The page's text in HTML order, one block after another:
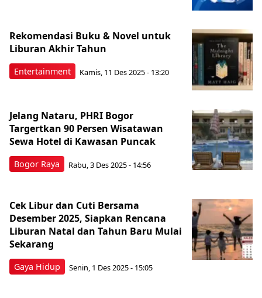
Entertainment
Rekomendasi Buku & Novel untuk
Liburan Akhir Tahun
Kamis, 11 Des 2025 - 13:20
Bogor Raya
Jelang Nataru, PHRI Bogor
Targertkan 90 Persen Wisatawan
Sewa Hotel di Kawasan Puncak
Rabu, 3 Des 2025 - 14:56
Gaya Hidup
Cek Libur dan Cuti Bersama
Desember 2025, Siapkan Rencana
Liburan Natal dan Tahun Baru Mulai
Sekarang
Senin, 1 Des 2025 - 15:05